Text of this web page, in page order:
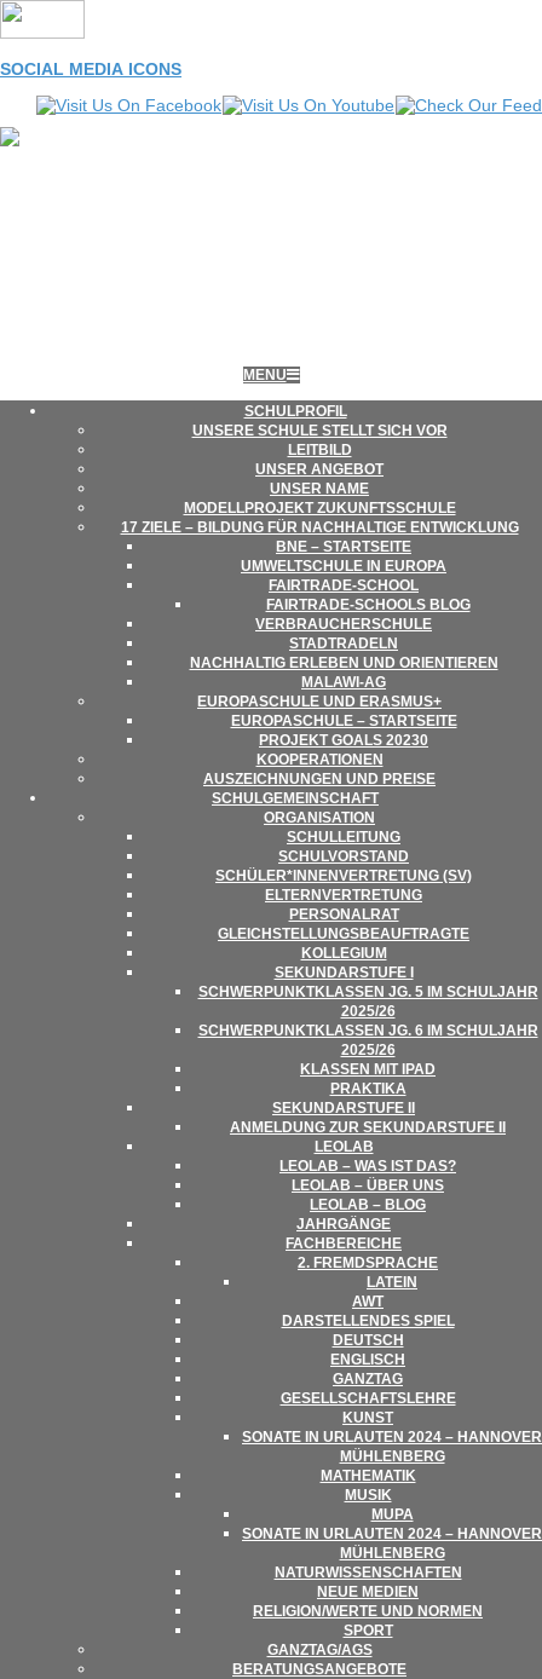
Skip
to
SOCIAL MEDIA ICONS
LEONORE-
GOLDSCHMIDT-
SCHULE
Menu
MENU
SCHUL­PRO­FIL
UNSERE SCHULE STELLT SICH VOR
LEIT­BILD
UNSER ANGE­BOT
UNSER NAME
MODELL­PRO­JEKT ZUKUNFTSSCHULE
17 ZIELE – BIL­DUNG FÜR NACH­HAL­TIGE ENTWICKLUNG
BNE – STARTSEITE
UMWELT­SCHULE IN EUROPA
FAIR­­TRADE-SCHOOL
FAIR­TRADE-SCHOOLS BLOG
VER­BRAU­CHER­SCHULE
STADT­RA­DELN
NACH­HAL­TIG ERLE­BEN UND ORIENTIEREN
MALAWI-AG
EURO­PA­SCHULE UND ERASMUS+
EURO­PA­SCHULE – STARTSEITE
PRO­JEKT GOALS 20230
KOOPE­RA­TIO­NEN
AUS­ZEICH­NUN­GEN UND PREISE
SCHUL­GE­MEIN­SCHAFT
ORGA­NI­SA­TION
SCHUL­LEI­TUNG
SCHUL­VOR­STAND
SCHÜLER*INNENVERTRETUNG (SV)
ELTERN­VER­TRE­TUNG
PER­SO­NAL­RAT
GLEICH­STEL­LUNGS­BE­AUF­TRAGTE
KOL­LE­GIUM
SEKUN­DAR­STUFE I
SCHWER­PUNKT­KLAS­SEN JG. 5 IM SCHUL­JAHR
2025/​​26
SCHWER­PUNKT­KLAS­SEN JG. 6 IM SCHUL­JAHR
2025/​​26
KLAS­SEN MIT IPAD
PRAK­TIKA
SEKUN­DAR­STUFE II
ANMEL­DUNG ZUR SEKUN­DAR­STUFE II
LEO­LAB
LEO­LAB – WAS IST DAS?
LEO­LAB – ÜBER UNS
LEO­LAB – BLOG
JAHR­GÄNGE
FACH­BE­REI­CHE
2. FREMD­SPRA­CHE
LATEIN
AWT
DAR­STEL­LEN­DES SPIEL
DEUTSCH
ENG­LISCH
GANZ­TAG
GESELL­SCHAFTS­LEHRE
KUNST
SONATE IN URLAU­TEN 2024 – HAN­NO­VER
MÜHLENBERG
MATHE­MA­TIK
MUSIK
MUPA
SONATE IN URLAU­TEN 2024 – HAN­NO­VER
MÜHLENBERG
NATUR­WIS­SEN­SCHAF­TEN
NEUE MEDIEN
RELIGION/​​WERTE UND NORMEN
SPORT
GANZTAG/​​AGS
BERA­TUNGS­AN­GE­BOTE